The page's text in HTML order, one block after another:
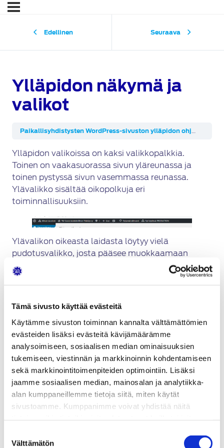
Tämä sivusto käyttää evästeitä
Käytämme sivuston toiminnan kannalta välttämättömien
evästeiden lisäksi evästeitä kävijämäärämme
analysoimiseen, sosiaalisen median ominaisuuksien
tukemiseen, viestinnän ja markkinoinnin kohdentamiseen
sekä markkinointitoimenpiteiden optimointiin. Lisäksi
jaamme sosiaalisen median, mainosalan ja analytiikka-
alan kumppaneillemme tietoja siitä, miten käytät
sivustoamme. Kumppanimme voivat yhdistää näitä
valinta
Välttämätön
Edellinen Seuraava
Ylläpidon näkymä ja
valikot
Paikallisyhdistysten WordPress-sivuston ylläpidon ohjeita
Ylläpidon valikoissa on kaksi valikkopalkkia.
Toinen on vaakasuorassa sivun yläreunassa ja
toinen pystyssä sivun vasemmassa reunassa.
Ylävalikko sisältää oikopolkuja eri
toiminnallisuuksiin.
Ylävalikon oikeasta laidasta löytyy vielä
pudotusvalikko, josta pääsee muokkaamaan
käyttäjän omaa profiilia tai kirjautumaan ulos
ylläpidosta.